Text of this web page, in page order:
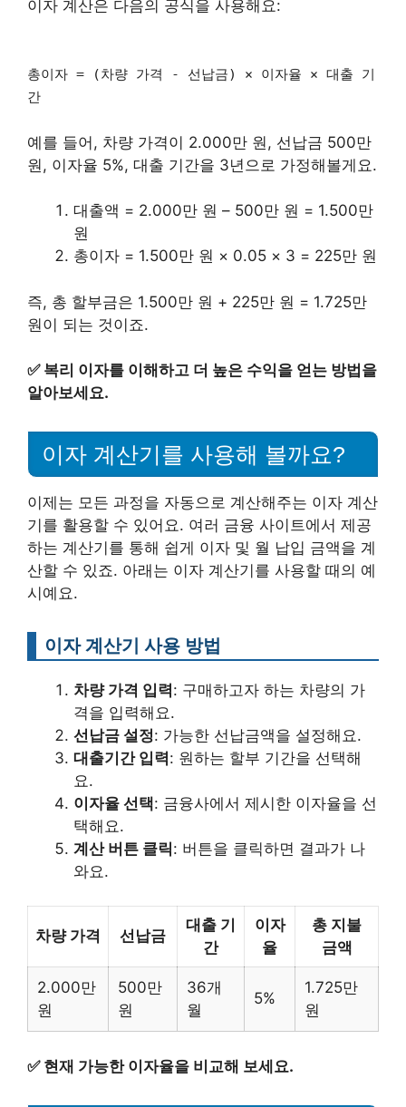
이자 계산은 다음의 공식을 사용해요:
총이자 = (차량 가격 - 선납금) × 이자율 × 대출 기
간
예를 들어, 차량 가격이 2.000만 원, 선납금 500만
원, 이자율 5%, 대출 기간을 3년으로 가정해볼게요.
대출액 = 2.000만 원 – 500만 원 = 1.500만
원
총이자 = 1.500만 원 × 0.05 × 3 = 225만 원
즉, 총 할부금은 1.500만 원 + 225만 원 = 1.725만
원이 되는 것이죠.
✅ 복리 이자를 이해하고 더 높은 수익을 얻는 방법을
알아보세요.
이자 계산기를 사용해 볼까요?
이제는 모든 과정을 자동으로 계산해주는 이자 계산
기를 활용할 수 있어요. 여러 금융 사이트에서 제공
하는 계산기를 통해 쉽게 이자 및 월 납입 금액을 계
산할 수 있죠. 아래는 이자 계산기를 사용할 때의 예
시예요.
이자 계산기 사용 방법
차량 가격 입력: 구매하고자 하는 차량의 가
격을 입력해요.
선납금 설정: 가능한 선납금액을 설정해요.
대출기간 입력: 원하는 할부 기간을 선택해
요.
이자율 선택: 금융사에서 제시한 이자율을 선
택해요.
계산 버튼 클릭: 버튼을 클릭하면 결과가 나
와요.
차량 가격 선납금
대출 기
간
이자
율
총 지불
금액
2.000만
원
500만
원
36개
월
5%
1.725만
원
✅ 현재 가능한 이자율을 비교해 보세요.